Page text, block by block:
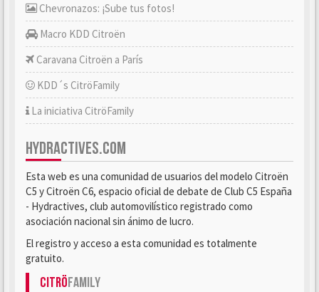
Chevronazos: ¡Sube tus fotos!
Macro KDD Citroën
Caravana Citroën a París
KDD´s CitröFamily
La iniciativa CitröFamily
HYDRACTIVES.COM
Esta web es una comunidad de usuarios del modelo Citroën
C5 y Citroën C6, espacio oficial de debate de Club C5 España
- Hydractives, club automovilístico registrado como
asociación nacional sin ánimo de lucro.
El registro y acceso a esta comunidad es totalmente
gratuito.
CitröFamily